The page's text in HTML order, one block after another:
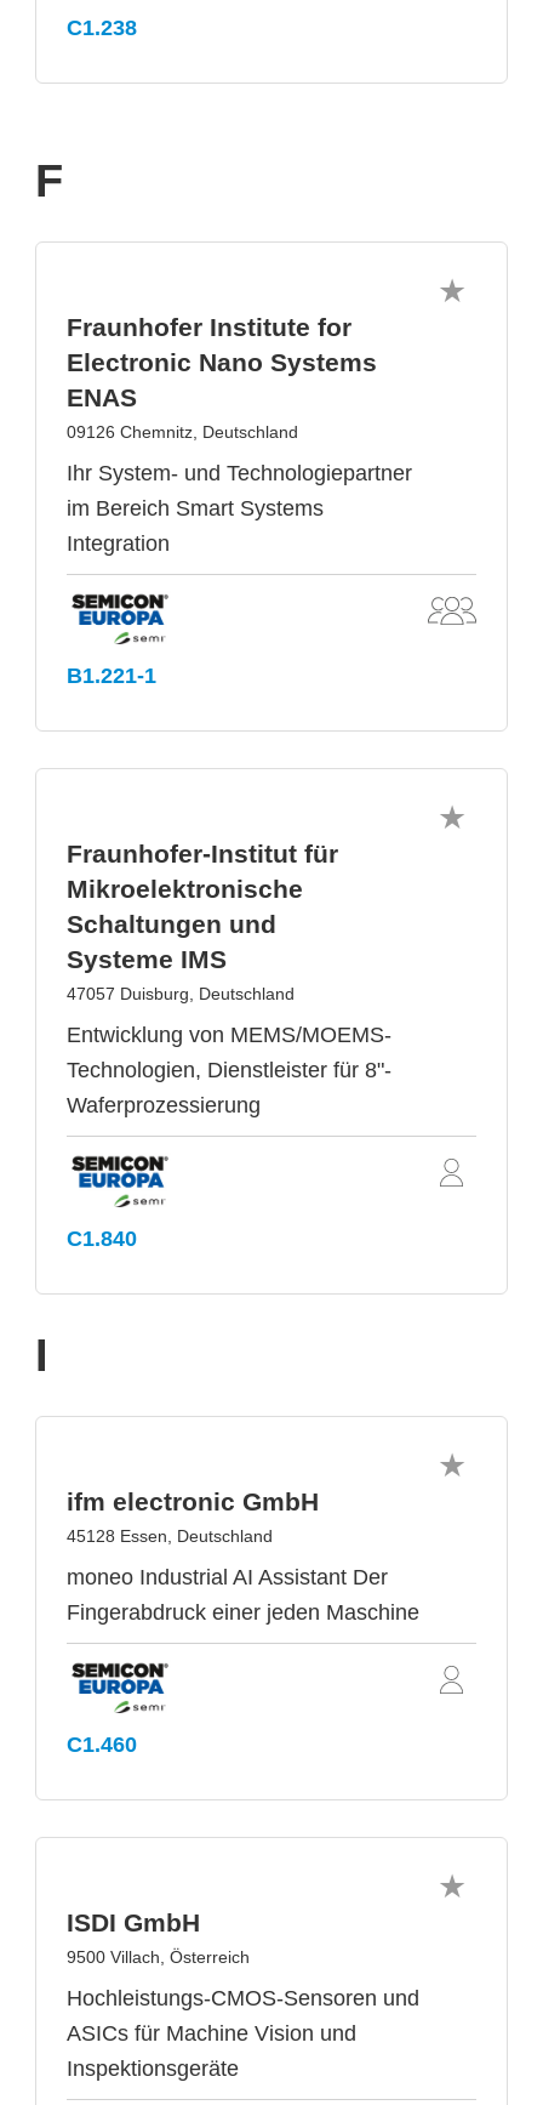
C1.238
F
Fraunhofer Institute for
Electronic Nano Systems
ENAS
09126 Chemnitz, Deutschland
Ihr System- und Technologiepartner
im Bereich Smart Systems
Integration
B1.221-1
Fraunhofer-Institut für
Mikroelektronische
Schaltungen und
Systeme IMS
47057 Duisburg, Deutschland
Entwicklung von MEMS/MOEMS-
Technologien, Dienstleister für 8"-
Waferprozessierung
C1.840
I
ifm electronic GmbH
45128 Essen, Deutschland
moneo Industrial AI Assistant Der
Fingerabdruck einer jeden Maschine
C1.460
ISDI GmbH
9500 Villach, Österreich
Hochleistungs-CMOS-Sensoren und
ASICs für Machine Vision und
Inspektionsgeräte